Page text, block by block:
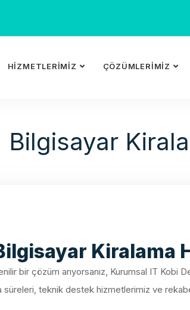
HIZMETLERIMIZ ÇÖZÜMLERIMIZ
Bilgisayar
Kiralama
bir çözüm arıyorsanız, Kurumsal IT Kobi
teknik destek hizmetlerimiz ve